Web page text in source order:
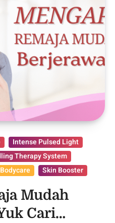
Intense Pulsed Light
Therapy System
Skin Booster
Mudah
Cari